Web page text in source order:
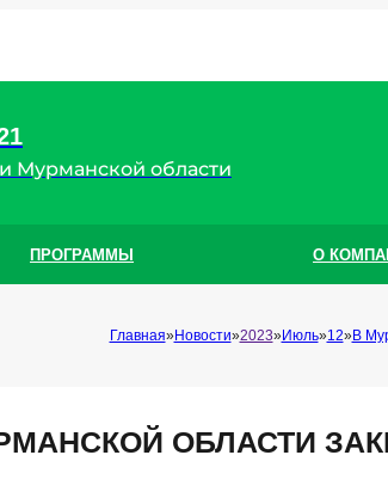
Мурманской области
ПРОГРАММЫ О
Главная Новости 2023 Июль 12 В
ОБЛАСТИ